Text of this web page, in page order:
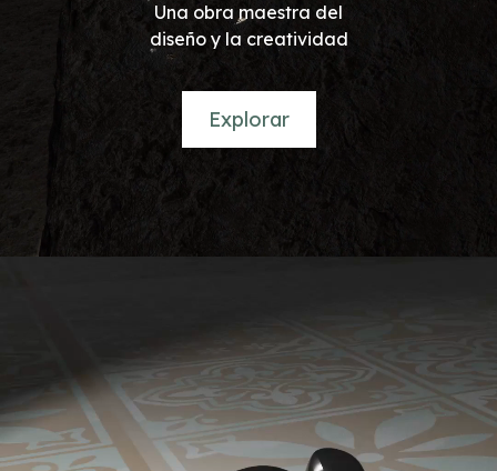
Una obra maestra del
diseño y la creatividad
Explorar